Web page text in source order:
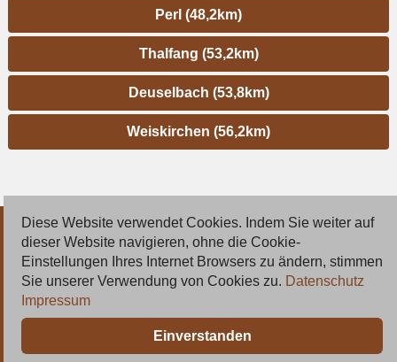
Perl (48,2km)
Thalfang (53,2km)
Deuselbach (53,8km)
Weiskirchen (56,2km)
© 2026 Deutsche Jobmarkt GmbH
Inserieren
Kontakt
Diese Website verwendet Cookies. Indem Sie weiter auf
dieser Website navigieren, ohne die Cookie-
Einstellungen Ihres Internet Browsers zu ändern, stimmen
Sie unserer Verwendung von Cookies zu. Datenschutz
Impressum
Einverstanden